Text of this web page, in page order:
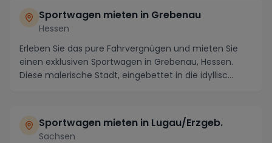
Sportwagen mieten in Grebenau
Hessen
Erleben Sie das pure Fahrvergnügen und mieten Sie
einen exklusiven Sportwagen in Grebenau, Hessen.
Diese malerische Stadt, eingebettet in die idyllisc...
Sportwagen mieten in Lugau/Erzgeb.
Sachsen